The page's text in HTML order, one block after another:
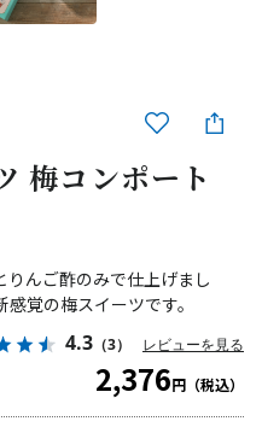
梅コンポート
んご酢のみで仕上げまし
覚の梅スイーツです。
4.3 （3） レビューを見る
2,376円（税込）